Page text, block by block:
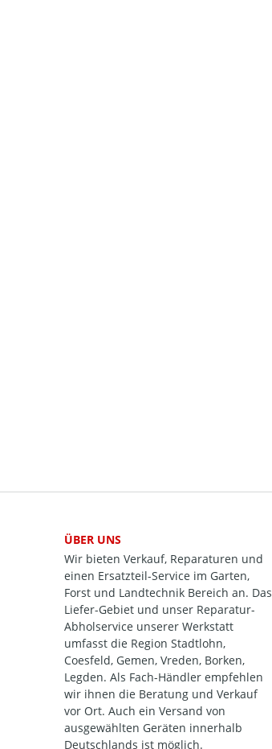
ÜBER UNS
Wir bieten Verkauf, Reparaturen und
einen Ersatzteil-Service im Garten,
Forst und Landtechnik Bereich an. Das
Liefer-Gebiet und unser Reparatur-
Abholservice unserer Werkstatt
umfasst die Region Stadtlohn,
Coesfeld, Gemen, Vreden, Borken,
Legden. Als Fach-Händler empfehlen
wir ihnen die Beratung und Verkauf
vor Ort. Auch ein Versand von
ausgewählten Geräten innerhalb
Deutschlands ist möglich.